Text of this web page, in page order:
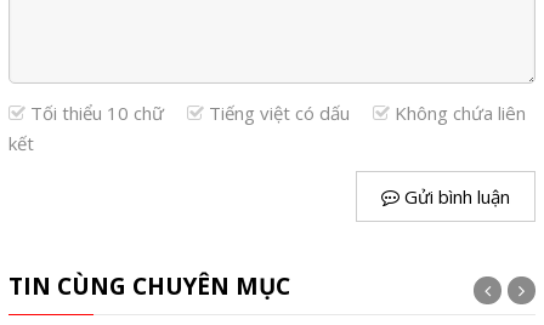
Tối thiểu 10 chữ Tiếng việt có dấu
Không chứa liên
kết
Gửi bình luận
TIN CÙNG CHUYÊN MỤC